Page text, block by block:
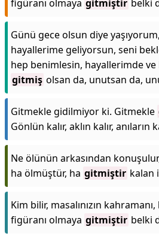
figüranı olmaya gitmiştir belki
Günü gece olsun diye
hayallerime geliyorsun, seni
hep benimlesin, hayallerimde
gitmiş olsan da, unutsan da,
Gitmekle gidilmiyor ki. Gitmekle
Gönlün kalır, aklın kalır, anıların
Ne ölünün arkasından
ha ölmüştür, ha gitmiştir kalan
Kim bilir, masalınızın
figüranı olmaya gitmiştir belki